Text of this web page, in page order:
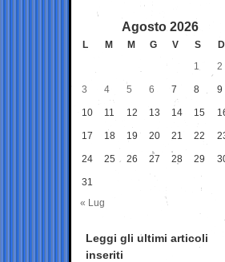
Agosto 2026
L M M G V S
D
1
2
3 4 5 6 7 8 9
10 11 12 13 14 15
17 18 19 20 21 22
24 25 26 27 28 29
31
« Lug
Leggi gli ultimi articoli
inseriti